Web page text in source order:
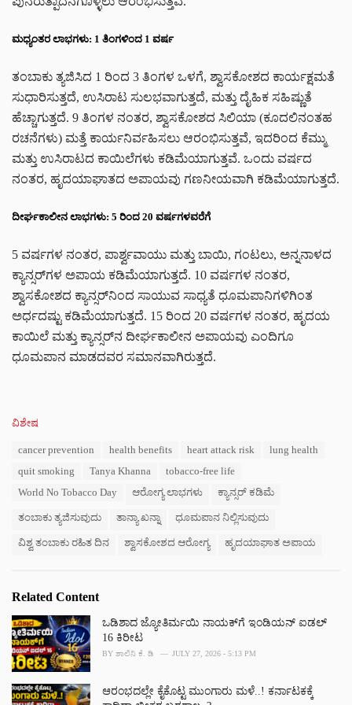
ಮಧ್ಯಂತರ ಲಾಭಗಳು: 1 ತಿಂಗಳಿಂದ 1 ವರ್ಷ
ತಂಬಾಕು ತ್ಯಜಿಸಿದ 1 ರಿಂದ 3 ತಿಂಗಳ ಒಳಗೆ, ಶ್ವಾಸಕೋಶದ ಕಾರ್ಯಕ್ಷಮತೆ
ಸುಧಾರಿಸುತ್ತದೆ, ಉಸಿರಾಟ ಸುಲಭವಾಗುತ್ತದೆ, ಮತ್ತು ದೈಹಿಕ ಸಹಿಷ್ಣುತೆ
ಹೆಚ್ಚಾಗುತ್ತದೆ. 9 ತಿಂಗಳ ನಂತರ, ಶ್ವಾಸಕೋಶದ ಸಿಲಿಯಾ (ಕೂದಲಿನಂತಹ
ರಚನೆಗಳು) ಮತ್ತೆ ಕಾರ್ಯನಿರ್ವಹಿಸಲು ಆರಂಭಿಸುತ್ತವೆ, ಇದರಿಂದ ಕೆಮ್ಮು
ಮತ್ತು ಉಸಿರಾಟದ ಕಾಯಿಲೆಗಳು ಕಡಿಮೆಯಾಗುತ್ತವೆ. ಒಂದು ವರ್ಷದ
ನಂತರ, ಹೃದಯಾಘಾತದ ಅಪಾಯವು ಗಣನೀಯವಾಗಿ ಕಡಿಮೆಯಾಗುತ್ತದೆ.
ದೀರ್ಘಕಾಲೀನ ಲಾಭಗಳು: 5 ರಿಂದ 20 ವರ್ಷಗಳವರೆಗೆ
5 ವರ್ಷಗಳ ನಂತರ, ಪಾರ್ಶ್ವವಾಯು ಮತ್ತು ಬಾಯಿ, ಗಂಟಲು, ಅನ್ನನಾಳದ
ಕ್ಯಾನ್ಸರ್‌ಗಳ ಅಪಾಯ ಕಡಿಮೆಯಾಗುತ್ತದೆ. 10 ವರ್ಷಗಳ ನಂತರ,
ಶ್ವಾಸಕೋಶದ ಕ್ಯಾನ್ಸರ್‌ನಿಂದ ಸಾಯುವ ಸಾಧ್ಯತೆ ಧೂಮಪಾನಿಗಳಿಗಿಂತ
ಅರ್ಧದಷ್ಟು ಕಡಿಮೆಯಾಗುತ್ತದೆ. 15 ರಿಂದ 20 ವರ್ಷಗಳ ನಂತರ, ಹೃದಯ
ಕಾಯಿಲೆ ಮತ್ತು ಕ್ಯಾನ್ಸರ್‌ನ ದೀರ್ಘಕಾಲೀನ ಅಪಾಯವು ಎಂದಿಗೂ
ಧೂಮಪಾನ ಮಾಡದವರ ಸಮಾನವಾಗಿರುತ್ತದೆ.
C
ವಿಶೇಷ
cancer prevention health benefits heart attack risk
lung health
quit smoking
Tanya Khanna
tobacco-free life
World No Tobacco Day
ಆರೋಗ್ಯ ಲಾಭಗಳು ಕ್ಯಾನ್ಸರ್ ಕಡಿಮೆ
ತಂಬಾಕು ತ್ಯಜಿಸುವುದು ತಾನ್ಯಾ ಖನ್ನಾ ಧೂಮಪಾನ ನಿಲ್ಲಿಸುವುದು
ವಿಶ್ವ ತಂಬಾಕು ರಹಿತ ದಿನ ಶ್ವಾಸಕೋಶದ ಆರೋಗ್ಯ ಹೃದಯಾಘಾತ ಅಪಾಯ
Related Content
ಒಡಿಶಾದ ಜ್ಯೋತಿರ್ಮಯಿ ನಾಯಕ್‌ಗೆ ಇಂಡಿಯನ್ ಐಡಲ್
16 ಕಿರೀಟ
BY ಶಾಲಿನಿ ಕೆ. ಡಿ JULY 27, 2026 - 5:13 PM
ಆರಂಭದಲ್ಲೇ ಕೈಕೊಟ್ಟ ಮುಂಗಾರು ಮಳೆ..! ಕರ್ನಾಟಕಕ್ಕೆ